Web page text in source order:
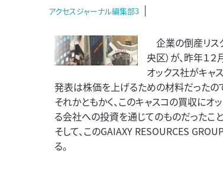
アクセスジャーナル編集部3
企業の倒産リス
央区）が、昨年１
オックス社がキャ
発表は株価を上げるための材料だったの
それかともかく、このキャスコの買収にオ
る会社への投資を通じてのものだったこ
そして、このGAIAXY RESOURCES
る。